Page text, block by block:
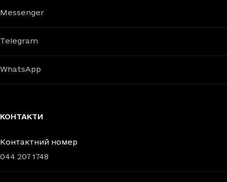
Messenger
Telegram
WhatsApp
КОНТАКТИ
Контактний номер
044 207 1748